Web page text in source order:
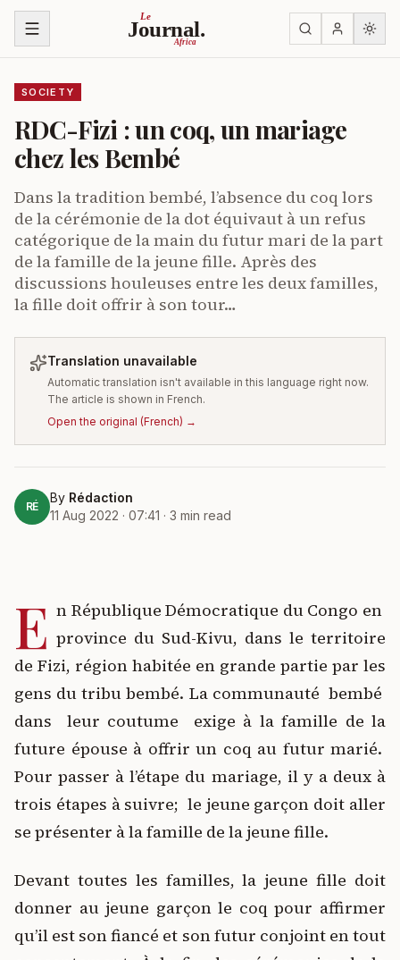
Skip to content Le
Journal.
Africa
SOCIETY
RDC-Fizi : un coq, un mariage
chez les Bembé
Dans la tradition bembé, l’absence du coq lors
de la cérémonie de la dot équivaut à un refus
catégorique de la main du futur mari de la part
de la famille de la jeune fille. Après des
discussions houleuses entre les deux familles,
la fille doit offrir à son tour…
Translation unavailable
Automatic translation isn't available in this language right now.
The article is shown in French.
Open the original (French) →
RÉ
By Rédaction
11 Aug 2022 · 07:41 · 3 min read
E n République Démocratique du Congo en
province du Sud-Kivu, dans le territoire
de Fizi, région habitée en grande partie par les
gens du tribu bembé. La communauté bembé
dans
leur coutume exige à la famille de la
future épouse à offrir un coq au futur marié.
Pour passer à l’étape du mariage, il y a deux à
trois étapes à suivre; le jeune garçon doit aller
se présenter à la famille de la jeune fille.
Devant toutes les familles, la jeune fille doit
donner au jeune garçon le coq pour affirmer
qu’il est son fiancé et son futur conjoint en tout